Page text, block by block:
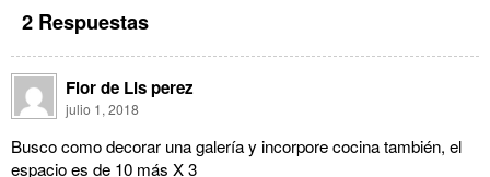
2 Respuestas
Flor de Lis perez
julio 1, 2018
Busco como decorar una galería y incorpore cocina también, el
espacio es de 10 más X 3